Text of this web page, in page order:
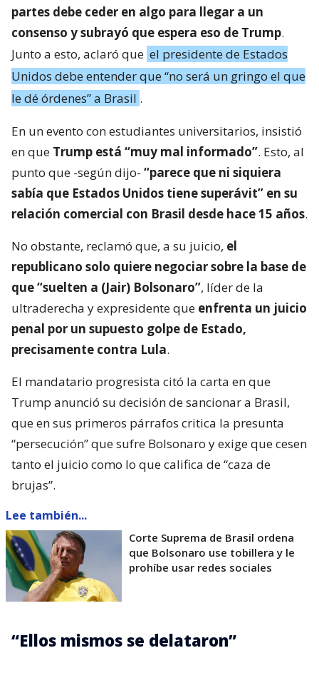
partes debe ceder en algo para llegar a un
consenso y subrayó que espera eso de Trump.
Junto a esto, aclaró que el presidente de Estados
Unidos debe entender que “no será un gringo el que
le dé órdenes” a Brasil .
En un evento con estudiantes universitarios, insistió
en que Trump está “muy mal informado”. Esto, al
punto que -según dijo- “parece que ni siquiera
sabía que Estados Unidos tiene superávit” en su
relación comercial con Brasil desde hace 15 años.
No obstante, reclamó que, a su juicio, el
republicano solo quiere negociar sobre la base de
que “suelten a (Jair) Bolsonaro”, líder de la
ultraderecha y expresidente que enfrenta un juicio
penal por un supuesto golpe de Estado,
precisamente contra Lula.
El mandatario progresista citó la carta en que
Trump anunció su decisión de sancionar a Brasil,
que en sus primeros párrafos critica la presunta
“persecución” que sufre Bolsonaro y exige que cesen
tanto el juicio como lo que califica de “caza de
brujas”.
Lee también...
Corte Suprema de Brasil ordena
que Bolsonaro use tobillera y le
prohíbe usar redes sociales
“Ellos mismos se delataron”